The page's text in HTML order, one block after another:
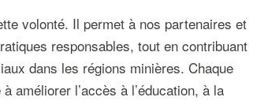
volonté. Il permet à nos partenaires et
responsables, tout en contribuant
dans les régions minières. Chaque
améliorer l’accès à l’éducation, à la